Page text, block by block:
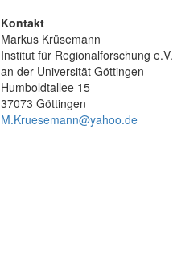
Kontakt
Markus Krüsemann
Institut für Regionalforschung e.V.
an der Universität Göttingen
Humboldtallee 15
37073 Göttingen
M.Kruesemann@yahoo.de